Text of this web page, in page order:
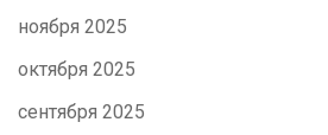
ноября 2025
октября 2025
сентября 2025